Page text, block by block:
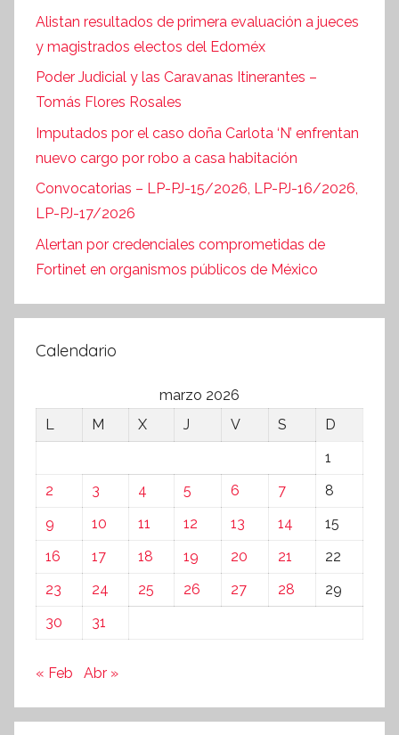
Alistan resultados de primera evaluación a jueces
y magistrados electos del Edoméx
Poder Judicial y las Caravanas Itinerantes –
Tomás Flores Rosales
Imputados por el caso doña Carlota ‘N’ enfrentan
nuevo cargo por robo a casa habitación
Convocatorias – LP-PJ-15/2026, LP-PJ-16/2026,
LP-PJ-17/2026
Alertan por credenciales comprometidas de
Fortinet en organismos públicos de México
Calendario
marzo 2026
L
M X J V S
D
1
2
3 4 5 6 7
8
9
10 11 12 13 14
15
16
17 18 19 20 21
22
23
24 25 26 27 28
29
30
31
« Feb Abr »